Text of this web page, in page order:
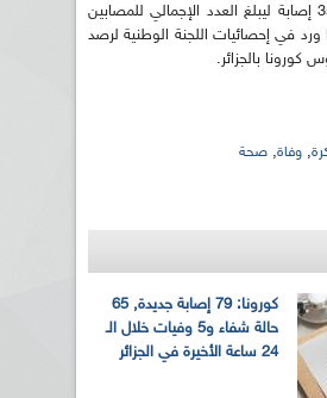
يوم أمس الاثنين 35 إصابة ليبلغ العدد الإجمالي للمصابين
ورد في إحصائيات اللجنة الوطنية لرصد
بالجزائر.
, وفاة, صحة
كورونا: 79 إصابة جديدة, 65
حالة شفاء و5 وفيات خلال الـ
24 ساعة الأخيرة في الجزائر